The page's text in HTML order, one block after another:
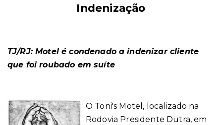
Indenização
TJ/RJ: Motel é condenado a indenizar cliente
que foi roubado em suíte
O Toni's Motel, localizado na
Rodovia Presidente Dutra, em